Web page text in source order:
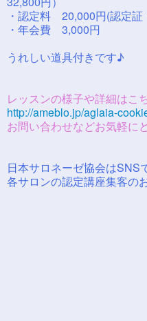
・認定料 20,000円(認定証
・年会費 3,000円
うれしい道具付きです♪
レッスンの様子や詳細は
http://ameblo.jp/aglaia-
お問い合わせなどお気軽に
日本サロネーゼ協会はSNS
各サロンの認定講座集客の